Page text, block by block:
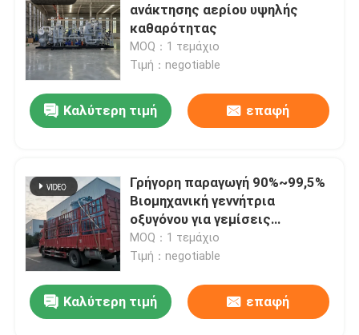
ανάκτησης αερίου υψηλής
καθαρότητας
MOQ：1 τεμάχιο
Τιμή：negotiable
Καλύτερη τιμή επαφή
Γρήγορη παραγωγή 90%~99,5%
Βιομηχανική γεννήτρια
οξυγόνου για γεμίσεις
κυλίνδρων
MOQ：1 τεμάχιο
Τιμή：negotiable
Καλύτερη τιμή επαφή